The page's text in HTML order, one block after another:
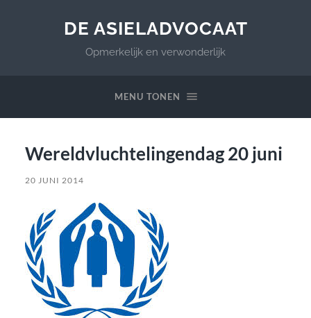
DE ASIELADVOCAAT
Opmerkelijk en verwonderlijk
MENU TONEN
Wereldvluchtelingendag 20 juni
20 JUNI 2014